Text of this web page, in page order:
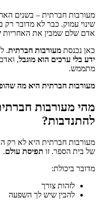
מעורבות חברתית – בשנים
שינוי עמוק. כבר לא מדובר רק
אדם שלם שמבין את האחריות
כאן נכנסת מעורבות חברתית.
ידע בלי ערכים הוא מוגבל,
מתממש.
מעורבות חברתית היא מה
מהי מעורבות
להתנדבות?
מעורבות חברתית היא לא רק
של בית הספר. זו תפיסת עולם.
מדובר ביכולת:
לזהות צורך
להבין שיש לך השפעה